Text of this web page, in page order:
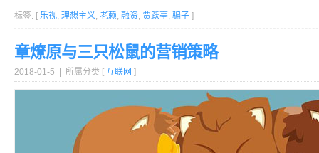
标签: [ 乐视, 理想主义, 老赖, 融资, 贾跃亭, 骗子 ]
章燎原与三只松鼠的营销策略
2018-01-5 | 所属分类 [ 互联网 ]